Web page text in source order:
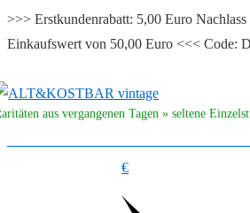
>>> Erstkundenrabatt: 5,00 Euro
Einkaufswert von 50,00 Euro <<< Code:
Zum
Inhalt aus vergangenen Tagen » seltene
€